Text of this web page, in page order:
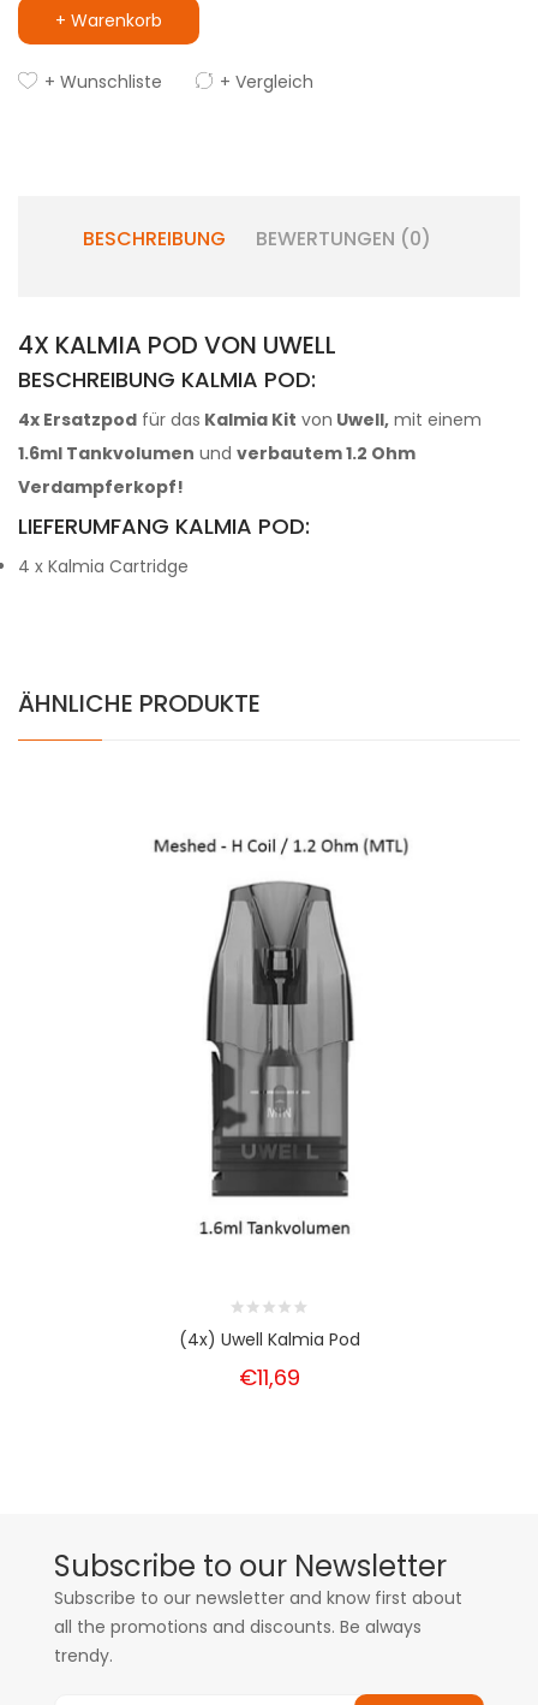
+ Warenkorb
+ Wunschliste + Vergleich
BESCHREIBUNG BEWERTUNGEN (0)
4X KALMIA POD VON UWELL
BESCHREIBUNG KALMIA POD:
4x Ersatzpod für das Kalmia Kit von Uwell, mit einem
1.6ml Tankvolumen und verbautem 1.2 Ohm
Verdampferkopf!
LIEFERUMFANG KALMIA POD:
4 x Kalmia Cartridge
ÄHNLICHE PRODUKTE
(4x) Uwell Kalmia Pod
€11,69
Subscribe to our Newsletter
Subscribe to our newsletter and know first about
all the promotions and discounts. Be always
trendy.